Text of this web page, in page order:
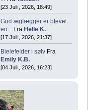
[23 Juli , 2026, 18:49]
God æglægger er blevet
en... Fra Helle K.
[17 Juli , 2026, 21:37]
Bielefelder i sølv Fra
Emily K.B.
[04 Juli , 2026, 16:23]